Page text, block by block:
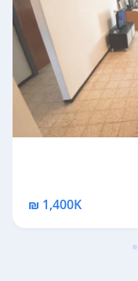
1,400K ₪